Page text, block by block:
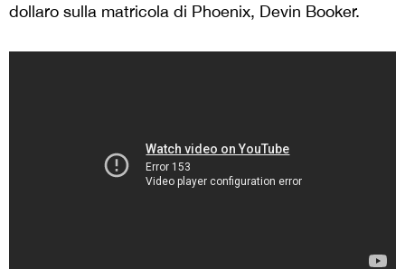
dollaro sulla matricola di Phoenix, Devin Booker.